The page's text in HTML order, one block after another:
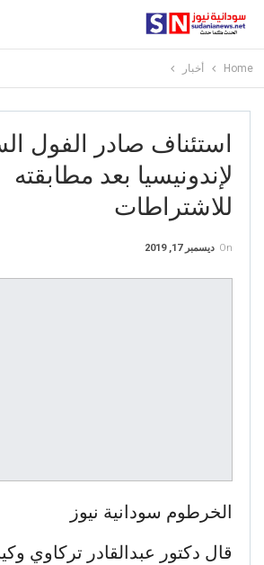
Home أخبار
استئناف صادر الفول
لإندونيسيا بعد مطابقته
للاشتراطات
On ديسمبر 17, 2019
الخرطوم سودانية نيوز
قال دكتور عبدالقادر تركاوي